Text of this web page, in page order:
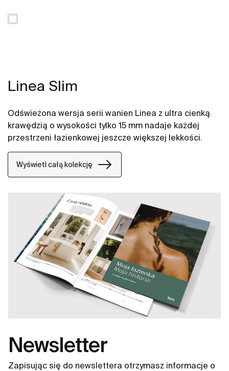
Linea Slim
Odświeżona wersja serii wanien Linea z ultra cienką
krawędzią o wysokości tylko 15 mm nadaje każdej
przestrzeni łazienkowej jeszcze większej lekkości.
Wyświetl całą kolekcję
Newsletter
Zapisując się do newslettera otrzymasz informacje o